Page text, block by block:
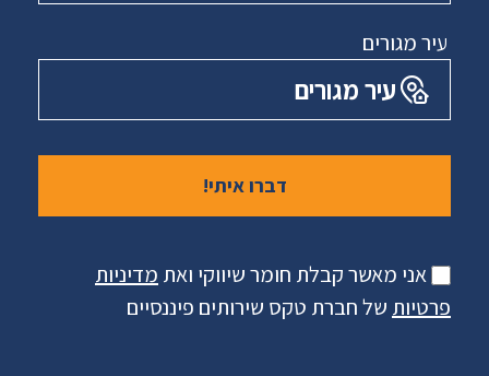
עיר מגורים
עיר מגורים
אני מאשר קבלת חומר שיווקי ואת מדיניות
פרטיות של חברת טקס שירותים פיננסיים